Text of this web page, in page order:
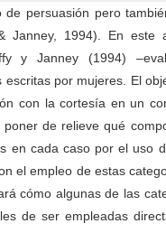
persuasión pero
Janney, 1994). En este
y Janney (1994)
por mujeres. El
con la cortesía en un
de relieve qué
en cada caso por el uso
el empleo de estas
cómo algunas de las
de ser empleadas